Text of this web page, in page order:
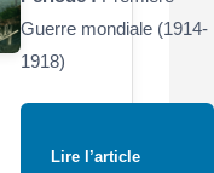
Guerre mondiale (1914-
1918)
Lire l’article